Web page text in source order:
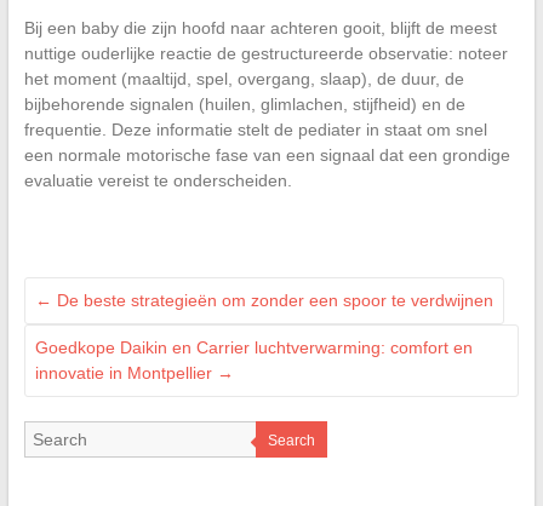
Bij een baby die zijn hoofd naar achteren gooit, blijft de meest
nuttige ouderlijke reactie de gestructureerde observatie: noteer
het moment (maaltijd, spel, overgang, slaap), de duur, de
bijbehorende signalen (huilen, glimlachen, stijfheid) en de
frequentie. Deze informatie stelt de pediater in staat om snel
een normale motorische fase van een signaal dat een grondige
evaluatie vereist te onderscheiden.
← De beste strategieën om zonder een spoor te verdwijnen
Goedkope Daikin en Carrier luchtverwarming: comfort en
innovatie in Montpellier →
Search